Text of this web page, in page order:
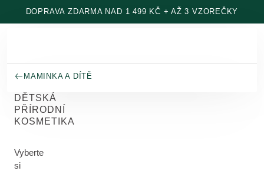
Přeskočit na hlavní obsah
DOPRAVA ZDARMA NAD 1 499 KČ + AŽ 3 VZOREČKY
MAMINKA A DÍTĚ
DĚTSKÁ
PŘÍRODNÍ
KOSMETIKA
Vyberte
si